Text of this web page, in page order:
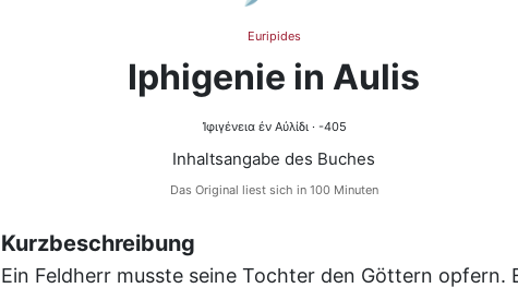
Euripides
Iphigenie in Aulis
Ἰφιγένεια ἐν Αὐλίδι · -405
Inhaltsangabe des Buches
Das Original liest sich in 100 Minuten
Kurzbeschreibung
Ein Feldherr musste seine Tochter den Göttern opfern.